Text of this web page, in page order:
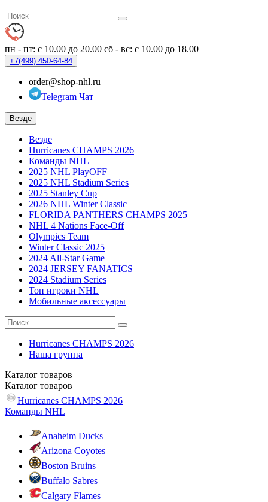
пн - пт: с 10.00 до 20.00 сб - вс: с 10.00 до 18.00
+7(499) 450-64-84
order@shop-nhl.ru
Telegram Чат
Везде
Везде
Hurricanes CHAMPS 2026
Команды NHL
2025 NHL PlayOFF
2025 NHL Stadium Series
2025 Stanley Cup
2026 NHL Winter Classic
FLORIDA PANTHERS CHAMPS 2025
NHL 4 Nations Face-Off
Olympics Team
Winter Classic 2025
2024 All-Star Game
2024 JERSEY FANATICS
2024 Stadium Series
Топ игроки NHL
Мобильные аксессуары
Hurricanes CHAMPS 2026
Наша группа
Каталог товаров
Каталог товаров
Hurricanes CHAMPS 2026
Команды NHL
Anaheim Ducks
Arizona Coyotes
Boston Bruins
Buffalo Sabres
Calgary Flames